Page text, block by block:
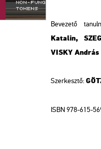
Bevezető
Katalin,
VISKY András
Szerkesztő:
ISBN 978-615-